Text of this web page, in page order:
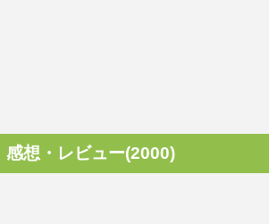
感想・レビュー(2000)